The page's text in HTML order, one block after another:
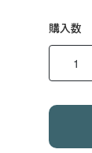
購入数